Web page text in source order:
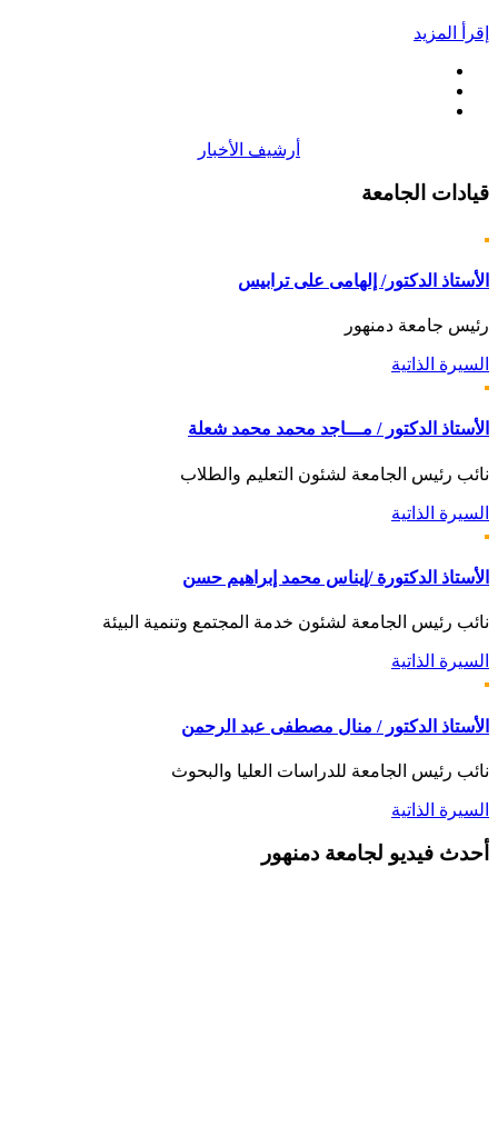
إقرأ المزيد
أرشيف الأخبار
قيادات الجامعة
الأستاذ الدكتور/ إلهامى على ترابيس
رئيس جامعة دمنهور
السيرة الذاتية
الأستاذ الدكتور / مـــاجد محمد محمد شعلة
نائب رئيس الجامعة لشئون التعليم والطلاب
السيرة الذاتية
الأستاذ الدكتورة /إيناس محمد إبراهيم حسن
نائب رئيس الجامعة لشئون خدمة المجتمع وتنمية البيئة
السيرة الذاتية
الأستاذ الدكتور / منال مصطفى عبد الرحمن
نائب رئيس الجامعة للدراسات العليا والبحوث
السيرة الذاتية
أحدث فيديو لجامعة دمنهور